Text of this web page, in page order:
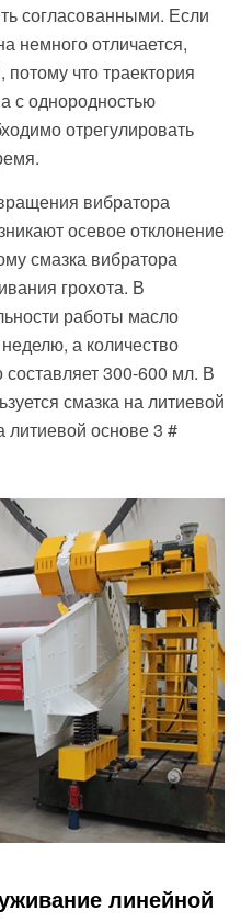
согласованными. Если
немного отличается,
что траектория
с однородностью
отрегулировать
вибратора
осевое отклонение
смазка вибратора
грохота. В
работы масло
а количество
300-600 мл. В
смазка на литиевой
литиевой основе 3 #
линейной